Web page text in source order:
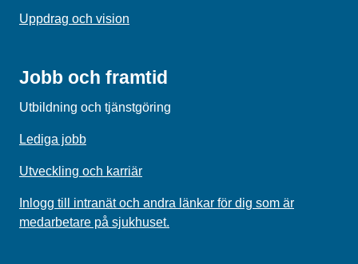
Uppdrag och vision
Jobb och framtid
Utbildning och tjänstgöring
Lediga jobb
Utveckling och karriär
Inlogg till intranät och andra länkar för dig som är
medarbetare på sjukhuset.